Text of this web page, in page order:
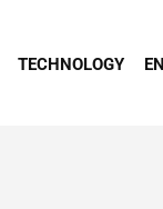
TECHNOLOGY